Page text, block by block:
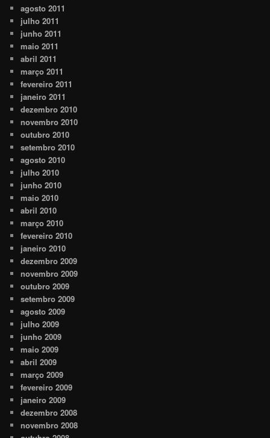
agosto 2011
julho 2011
junho 2011
maio 2011
abril 2011
março 2011
fevereiro 2011
janeiro 2011
dezembro 2010
novembro 2010
outubro 2010
setembro 2010
agosto 2010
julho 2010
junho 2010
maio 2010
abril 2010
março 2010
fevereiro 2010
janeiro 2010
dezembro 2009
novembro 2009
outubro 2009
setembro 2009
agosto 2009
julho 2009
junho 2009
maio 2009
abril 2009
março 2009
fevereiro 2009
janeiro 2009
dezembro 2008
novembro 2008